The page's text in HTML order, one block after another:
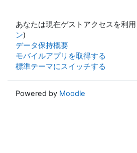
あなたは現在ゲストアクセスを利
ン)
データ保持概要
モバイルアプリを取得する
標準テーマにスイッチする
Powered by Moodle